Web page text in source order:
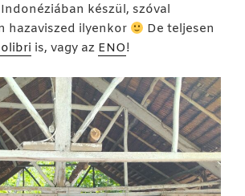
készül, szóval
hazaviszed ilyenkor
De teljesen
is, vagy az ENO!